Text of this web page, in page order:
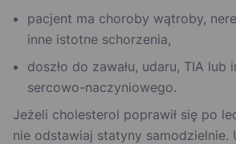
pacjent ma choroby wątroby,
inne istotne schorzenia,
doszło do zawału, udaru, TIA lub
sercowo-naczyniowego.
Jeżeli cholesterol poprawił się po
nie odstawiaj statyny samodzielnie.